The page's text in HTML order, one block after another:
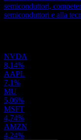
semiconduttori,
semiconduttori e alla
NVDA
8,14%
AAPL
7,1%
MU
5,06%
MSFT
4,74%
AMZN
4,24%